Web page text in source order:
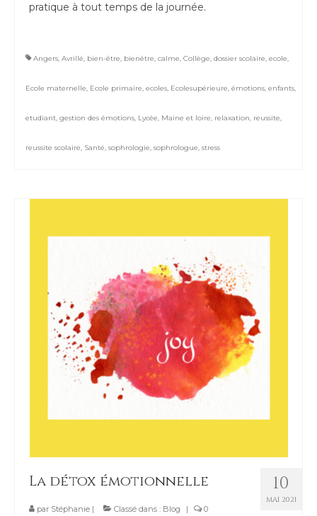
pratique à tout temps de la journée.
Angers, Avrillé, bien-être, bienêtre, calme, Collège, dossier scolaire, ecole,
Ecole maternelle, Ecole primaire, ecoles, Ecolesupérieure, émotions, enfants,
etudiant, gestion des émotions, Lycée, Maine et loire, relaxation, reussite,
reussite scolaire, Santé, sophrologie, sophrologue, stress
10
MAI 2021
La détox émotionnelle
par Stéphanie | Classé dans : Blog | 0